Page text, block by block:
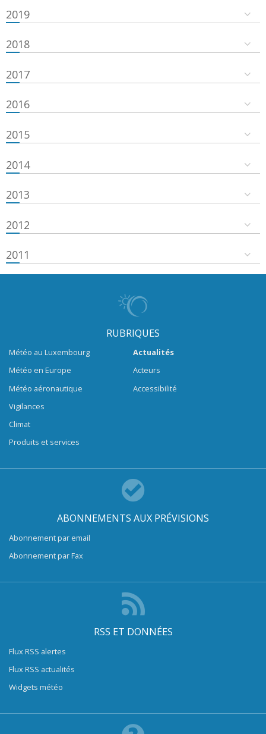
2019
2018
2017
2016
2015
2014
2013
2012
2011
RUBRIQUES
Météo au Luxembourg
Météo en Europe
Météo aéronautique
Vigilances
Climat
Produits et services
Actualités
Acteurs
Accessibilité
ABONNEMENTS AUX PRÉVISIONS
Abonnement par email
Abonnement par Fax
RSS ET DONNÉES
Flux RSS alertes
Flux RSS actualités
Widgets météo